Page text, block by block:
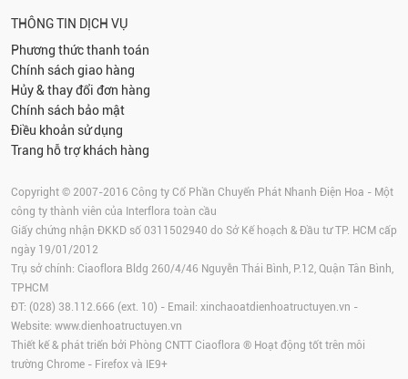
THÔNG TIN DỊCH VỤ
Phương thức thanh toán
Chính sách giao hàng
Hủy & thay đổi đơn hàng
Chính sách bảo mật
Điều khoản sử dụng
Trang hỗ trợ khách hàng
Copyright © 2007-2016 Công ty Cổ Phần Chuyển Phát Nhanh Điện Hoa - Một
công ty thành viên của Interflora toàn cầu
Giấy chứng nhận ĐKKD số 0311502940 do Sở Kế hoạch & Đầu tư TP. HCM cấp
ngày 19/01/2012
Trụ sở chính: Ciaoflora Bldg 260/4/46 Nguyễn Thái Bình, P.12, Quận Tân Bình,
TPHCM
ĐT: (028) 38.112.666 (ext. 10) - Email: xinchaoatdienhoatructuyen.vn -
Website: www.dienhoatructuyen.vn
Thiết kế & phát triển bởi Phòng CNTT Ciaoflora ® Hoạt động tốt trên môi
trường Chrome - Firefox và IE9+